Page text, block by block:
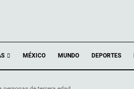
MÉXICO MUNDO DEPORTES